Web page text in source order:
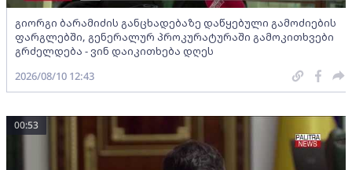
გიორგი ბარამიძის განცხადებაზე დაწყებული გამოძიების
ფარგლებში, გენერალურ პროკურატურაში გამოკითხვები
გრძელდება - ვინ დაიკითხება დღეს
2026/08/10 12:43
00:53